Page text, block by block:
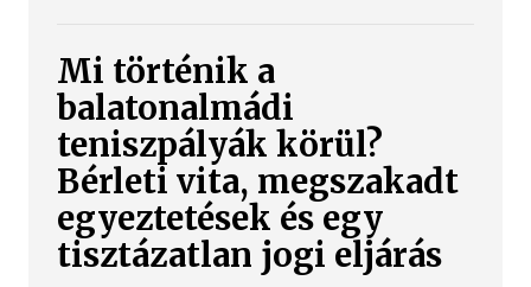
Mi történik a
balatonalmádi
teniszpályák körül?
Bérleti vita, megszakadt
egyeztetések és egy
tisztázatlan jogi eljárás